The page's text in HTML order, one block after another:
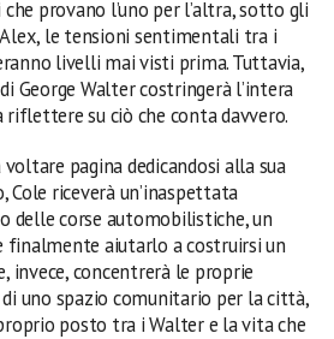
provano l’uno per l’altra, sotto gli
le tensioni sentimentali tra i
livelli mai visti prima. Tuttavia,
George Walter costringerà l’intera
su ciò che conta davvero.
pagina dedicandosi alla sua
Cole riceverà un’inaspettata
delle corse automobilistiche, un
finalmente aiutarlo a costruirsi un
invece, concentrerà le proprie
uno spazio comunitario per la città,
posto tra i Walter e la vita che